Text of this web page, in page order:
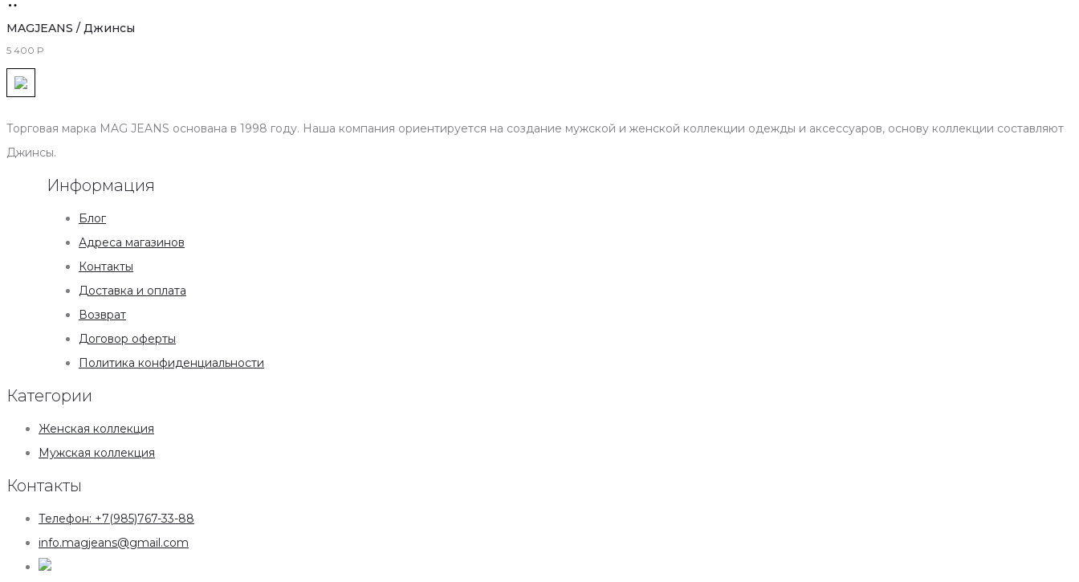
оффлайн
MAGJEANS / Джинсы
5 400 Р
Торговая марка MAG JEANS основана в 1998 году. Наша компания ориентируется на создание мужской и женской коллекции одежды и аксессуаров, основу коллекции составляют
Джинсы.
Информация
Блог
Адреса магазинов
Контакты
Доставка и оплата
Возврат
Договор оферты
Политика конфиденциальности
Категории
Женская коллекция
Мужская коллекция
Контакты
Телефон: +7(985)767-33-88
info.magjeans@gmail.com